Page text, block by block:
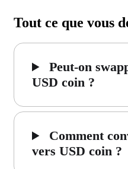
Tout ce que vous
Peut-on
USD coin ?
Comment
vers USD coin ?